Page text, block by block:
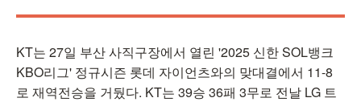
KT는 27일 부산 사직구장에서 열린 '2025 신한 SOL뱅크
KBO리그' 정규시즌 롯데 자이언츠와의 맞대결에서 11-8
로 재역전승을 거뒀다. KT는 39승 36패 3무로 전날 LG 트